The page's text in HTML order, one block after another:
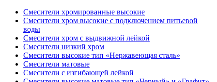
Смесители хромированные высокие
Смесители хром высокие с подключением питьевой
воды
Смесители хром с выдвижной лейкой
Смесители низкий хром
Смесители высокие тип «Нержавеющая сталь»
Смесители матовые
Смесители с изгибающей лейкой